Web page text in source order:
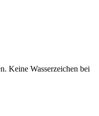
Keine Wasserzeichen bei